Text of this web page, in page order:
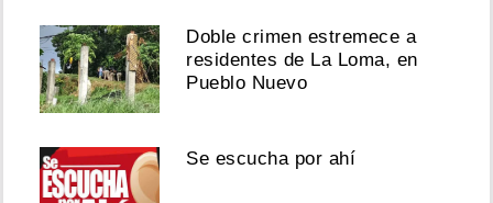
Doble crimen estremece a
residentes de La Loma, en
Pueblo Nuevo
Se escucha por ahí